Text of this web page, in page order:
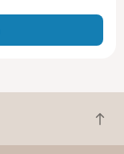
z
i
Z
u